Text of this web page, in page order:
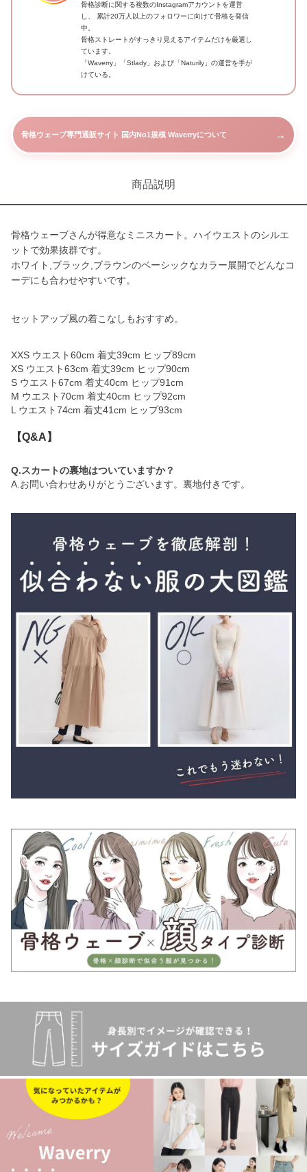
骨格診断に関する複数のInstagramアカウントを運営
し、 累計20万人以上のフォロワーに向けて骨格を発信
中。
骨格ストレートがすっきり見えるアイテムだけを厳選し
ています。
「Waverry」「Stlady」および「Naturily」の運営を手が
けている。
骨格ウェーブ専門通販サイト 国内No1規模 Waverryについて →
商品説明
骨格ウェーブさんが得意なミニスカート。ハイウエストのシルエ
ットで効果抜群です。
ホワイト,ブラック,ブラウンのベーシックなカラー展開でどんなコ
ーデにも合わせやすいです。
セットアップ風の着こなしもおすすめ。
XXS ウエスト60cm 着丈39cm ヒップ89cm
XS ウエスト63cm 着丈39cm ヒップ90cm
S ウエスト67cm 着丈40cm ヒップ91cm
M ウエスト70cm 着丈40cm ヒップ92cm
L ウエスト74cm 着丈41cm ヒップ93cm
【Q&A】
Q.スカートの裏地はついていますか？
A.お問い合わせありがとうございます。裏地付きです。